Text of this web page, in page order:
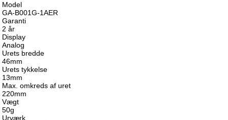
Model
GA-B001G-1AER
Garanti
2 år
Display
Analog
Urets bredde
46mm
Urets tykkelse
13mm
Max. omkreds af uret
220mm
Vægt
50g
Urværk